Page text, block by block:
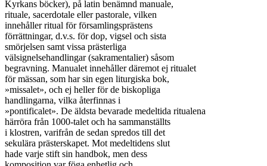
Kyrkans böcker), på latin benämnd manuale,
rituale, sacerdotale eller pastorale, vilken
innehåller ritual för församlingsprästens
förrättningar, d.v.s. för dop, vigsel och sista
smörjelsen samt vissa prästerliga
välsignelsehandlingar (sakramentalier) såsom
begravning. Manualet innehåller däremot ej ritualet
för mässan, som har sin egen liturgiska bok,
»missalet», och ej heller för de biskopliga
handlingarna, vilka återfinnas i
»pontificalet». De äldsta bevarade medeltida ritualena
härröra från 1000-talet och ha sammanställts
i klostren, varifrån de sedan spredos till det
sekulära prästerskapet. Mot medeltidens slut
hade varje stift sin handbok, men dess